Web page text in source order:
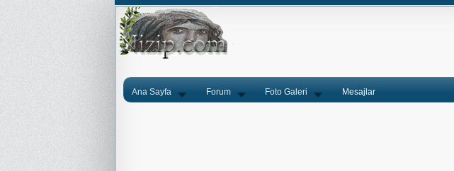
Ana Sayfa Forum Foto Galeri Mesajlar